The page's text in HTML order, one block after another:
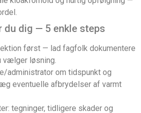
du dig — 5 enkle steps
først — lad fagfolk dokumentere
vælger løsning.
administrator om tidspunkt og
eventuelle afbrydelser af varmt
tegninger, tidligere skader og